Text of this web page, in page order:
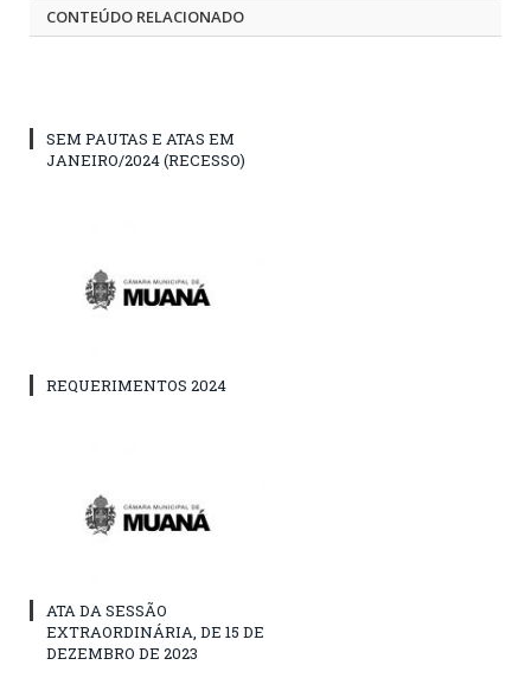
CONTEÚDO RELACIONADO
SEM PAUTAS E ATAS EM
JANEIRO/2024 (RECESSO)
REQUERIMENTOS 2024
ATA DA SESSÃO
EXTRAORDINÁRIA, DE 15 DE
DEZEMBRO DE 2023